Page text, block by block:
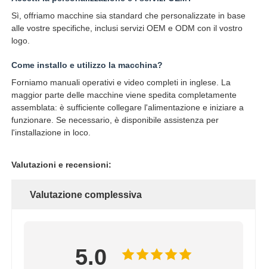
Sì, offriamo macchine sia standard che personalizzate in base
alle vostre specifiche, inclusi servizi OEM e ODM con il vostro
logo.
Come installo e utilizzo la macchina?
Forniamo manuali operativi e video completi in inglese. La
maggior parte delle macchine viene spedita completamente
assemblata: è sufficiente collegare l'alimentazione e iniziare a
funzionare. Se necessario, è disponibile assistenza per
l'installazione in loco.
Valutazioni e recensioni:
Valutazione complessiva
5.0